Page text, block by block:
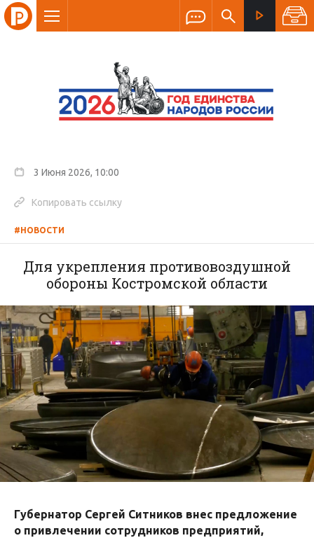
3 Июня 2026, 10:00
Копировать ссылку
#НОВОСТИ
Для укрепления противовоздушной
обороны Костромской области
Губернатор Сергей Ситников внес предложение
о привлечении сотрудников предприятий,